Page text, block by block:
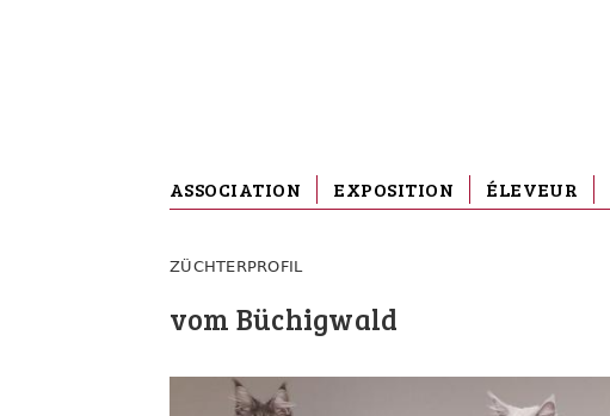
ASSOCIATION EXPOSITION ÉLEVEUR
ZÜCHTERPROFIL
vom Büchigwald